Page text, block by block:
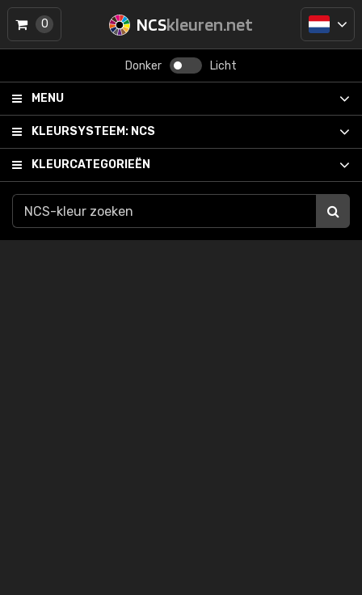
NCSkleuren.net
Donker Licht
MENU
KLEURSYSTEEM: NCS
KLEURCATEGORIEËN
0